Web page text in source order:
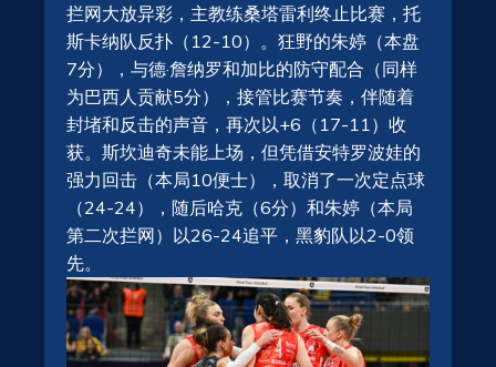
拦网大放异彩，主教练桑塔雷利终止比赛，托
斯卡纳队反扑（12-10）。狂野的朱婷（本盘
7分），与德·詹纳罗和加比的防守配合（同样
为巴西人贡献5分），接管比赛节奏，伴随着
封堵和反击的声音，再次以+6（17-11）收
获。斯坎迪奇未能上场，但凭借安特罗波娃的
强力回击（本局10便士），取消了一次定点球
（24-24），随后哈克（6分）和朱婷（本局
第二次拦网）以26-24追平，黑豹队以2-0领
先。